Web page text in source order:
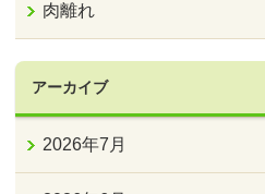
肉離れ
アーカイブ
2026年7月